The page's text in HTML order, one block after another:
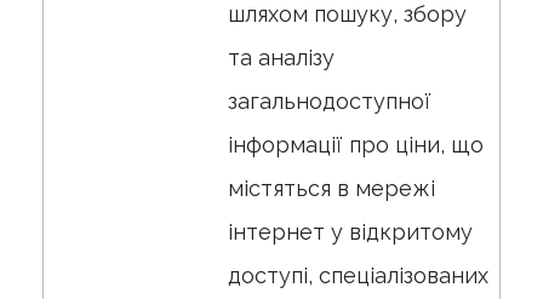
шляхом пошуку, збору
та аналізу
загальнодоступної
інформації про ціни, що
містяться в мережі
інтернет у відкритому
доступі, спеціалізованих